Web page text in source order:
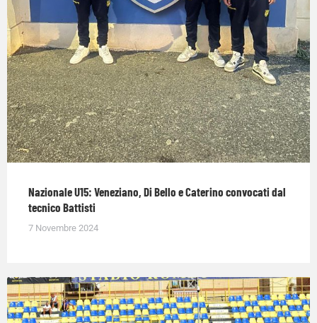
Nazionale U15: Veneziano, Di Bello e Caterino convocati dal
tecnico Battisti
7 Novembre 2024